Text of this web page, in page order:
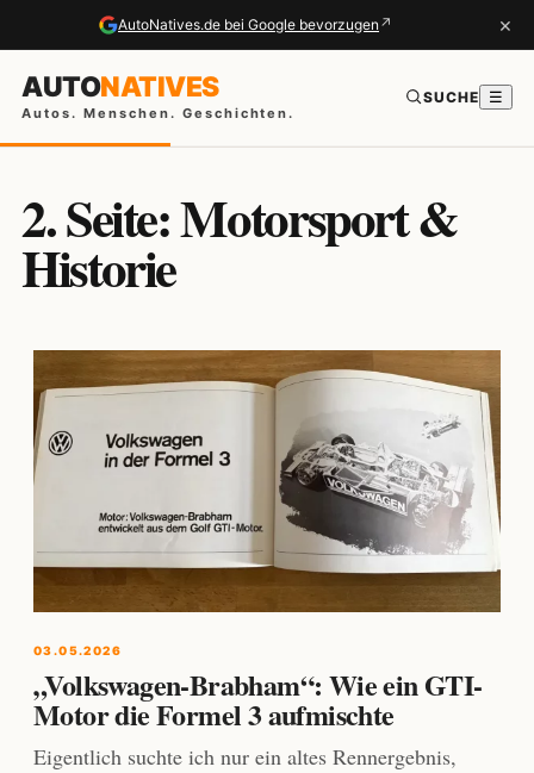
AutoNatives.de bei Google bevorzugen ↗ ×
AUTONATIVES
Autos. Menschen. Geschichten.
SUCHE ☰
2. Seite: Motorsport &
Historie
03.05.2026
„Volkswagen-Brabham“: Wie ein GTI-
Motor die Formel 3 aufmischte
Eigentlich suchte ich nur ein altes Rennergebnis,